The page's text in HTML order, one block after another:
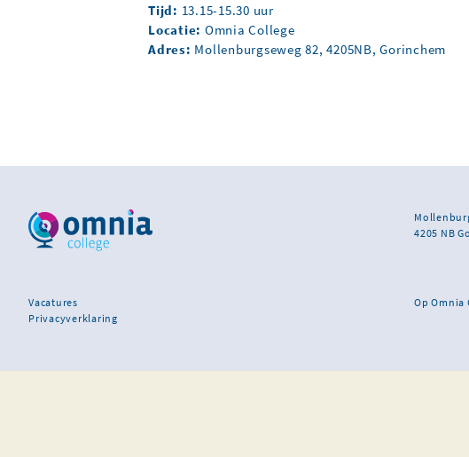
Tijd: 13.15-15.30 uur
Locatie: Omnia College
Adres: Mollenburgseweg 82, 4205NB, Gorinchem
4205 NB
Vacatures
Privacyverklaring
Op